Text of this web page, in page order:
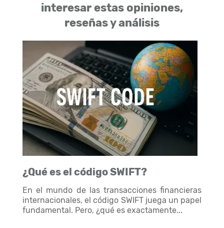
interesar estas opiniones,
reseñas y análisis
¿Qué es el código SWIFT?
En el mundo de las transacciones financieras
internacionales, el código SWIFT juega un papel
fundamental. Pero, ¿qué es exactamente...